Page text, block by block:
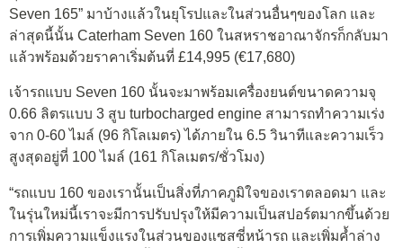
Seven 165” มาบ้างแล้วในยุโรปและในส่วนอื่นๆของโลก และ
ล่าสุดนี้นั้น Caterham Seven 160 ในสหราชอาณาจักรก็กลับมา
แล้วพร้อมด้วยราคาเริ่มต้นที่ £14,995 (€17,680)
เจ้ารถแบบ Seven 160 นั้นจะมาพร้อมเครื่องยนต์ขนาดความจุ
0.66 ลิตรแบบ 3 สูบ turbocharged engine สามารถทำความเร่ง
จาก 0-60 ไมล์ (96 กิโลเมตร) ได้ภายใน 6.5 วินาทีและความเร็ว
สูงสุดอยู่ที่ 100 ไมล์ (161 กิโลเมตร/ชั่วโมง)
“รถแบบ 160 ของเรานั้นเป็นสิ่งที่ภาคภูมิใจของเราตลอดมา และ
ในรุ่นใหม่นี้เราจะมีการปรับปรุงให้มีความเป็นสปอร์ตมากขึ้นด้วย
การเพิ่มความแข็งแรงในส่วนของแซสซี่หน้ารถ และเพิ่มค้ำล่าง